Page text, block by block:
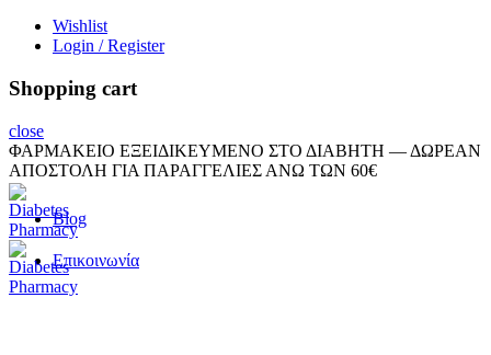
Wishlist
Login / Register
Shopping cart
close
ΦΑΡΜΑΚΕΙΟ ΕΞΕΙΔΙΚΕΥΜΕΝΟ ΣΤΟ ΔΙΑΒΗΤΗ — ΔΩΡΕΑΝ
ΑΠΟΣΤΟΛΗ ΓΙΑ ΠΑΡΑΓΓΕΛΙΕΣ ΑΝΩ ΤΩΝ 60€
Blog
Επικοινωνία